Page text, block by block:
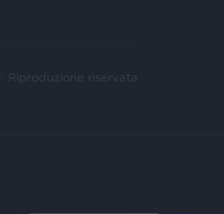
© Riproduzione riservata